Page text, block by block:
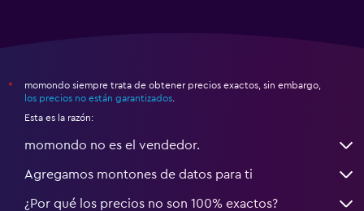
*
momondo siempre trata de obtener precios exactos, sin embargo,
los precios no están garantizados
Esta es la razón:
momondo no es el vendedor.
Agregamos montones de datos para ti
¿Por qué los precios no son 100% exactos?